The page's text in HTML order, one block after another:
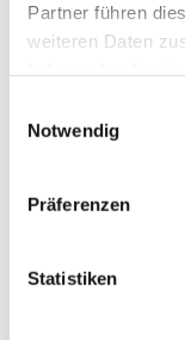
Partner führen
weiteren Daten
Notwendig
Präferenzen
Statistiken